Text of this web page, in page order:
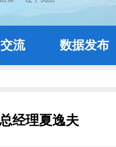
流 数据发布
经理夏逸夫